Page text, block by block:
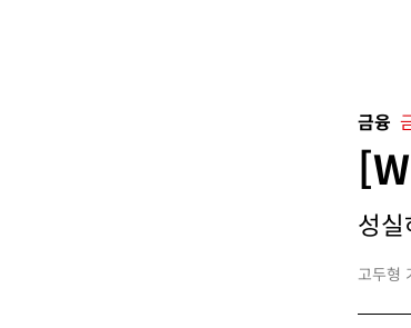
금융
성
고두형